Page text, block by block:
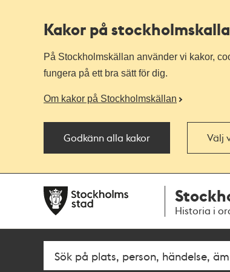
Kakor på
På Stockholmskällan använder vi kakor,
fungera på ett bra sätt för dig.
Om kakor på Stockholmskällan
Godkänn alla kakor Välj
navigationen
huvudinnehållet
Historia i
Fritextsök